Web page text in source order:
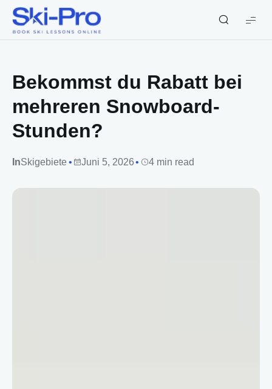
Ski-
Pro
Bekommst du Rabatt bei
mehreren Snowboard-
Stunden?
InSkigebiete Juni 5, 2026 4 min read